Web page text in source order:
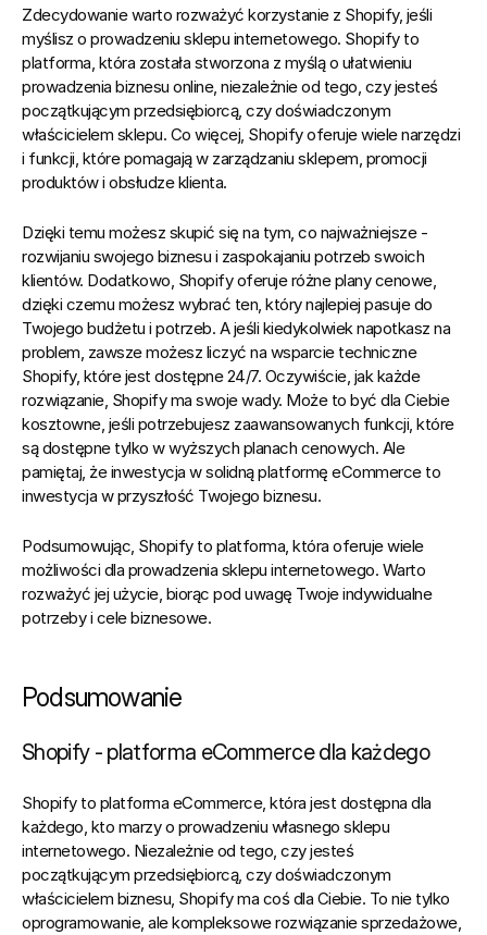
Zdecydowanie warto rozważyć korzystanie z Shopify, jeśli
myślisz o prowadzeniu sklepu internetowego. Shopify to
platforma, która została stworzona z myślą o ułatwieniu
prowadzenia biznesu online, niezależnie od tego, czy jesteś
początkującym przedsiębiorcą, czy doświadczonym
właścicielem sklepu. Co więcej, Shopify oferuje wiele narzędzi
i funkcji, które pomagają w zarządzaniu sklepem, promocji
produktów i obsłudze klienta.
Dzięki temu możesz skupić się na tym, co najważniejsze -
rozwijaniu swojego biznesu i zaspokajaniu potrzeb swoich
klientów. Dodatkowo, Shopify oferuje różne plany cenowe,
dzięki czemu możesz wybrać ten, który najlepiej pasuje do
Twojego budżetu i potrzeb. A jeśli kiedykolwiek napotkasz na
problem, zawsze możesz liczyć na wsparcie techniczne
Shopify, które jest dostępne 24/7. Oczywiście, jak każde
rozwiązanie, Shopify ma swoje wady. Może to być dla Ciebie
kosztowne, jeśli potrzebujesz zaawansowanych funkcji, które
są dostępne tylko w wyższych planach cenowych. Ale
pamiętaj, że inwestycja w solidną platformę eCommerce to
inwestycja w przyszłość Twojego biznesu.
Podsumowując, Shopify to platforma, która oferuje wiele
możliwości dla prowadzenia sklepu internetowego. Warto
rozważyć jej użycie, biorąc pod uwagę Twoje indywidualne
potrzeby i cele biznesowe.
Podsumowanie
Shopify - platforma eCommerce dla każdego
Shopify to platforma eCommerce, która jest dostępna dla
każdego, kto marzy o prowadzeniu własnego sklepu
internetowego. Niezależnie od tego, czy jesteś
początkującym przedsiębiorcą, czy doświadczonym
właścicielem biznesu, Shopify ma coś dla Ciebie. To nie tylko
oprogramowanie, ale kompleksowe rozwiązanie sprzedażowe,